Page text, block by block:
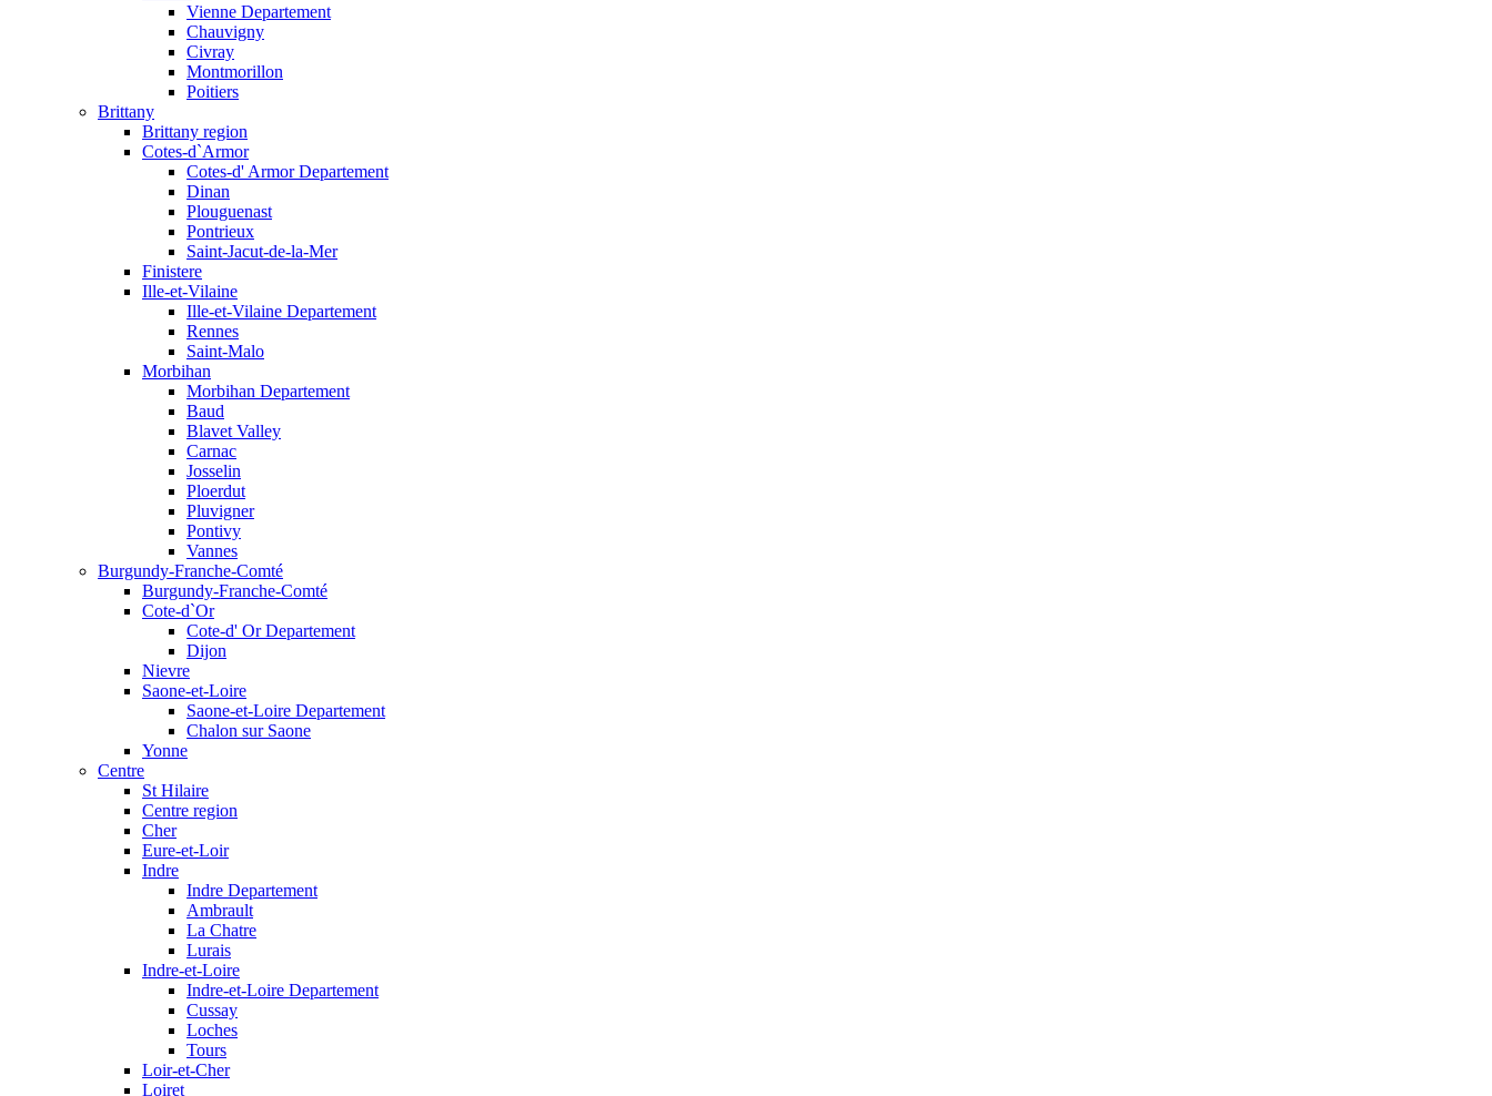
Vienne Departement
Chauvigny
Civray
Montmorillon
Poitiers
Brittany
Brittany region
Cotes-d`Armor
Cotes-d' Armor Departement
Dinan
Plouguenast
Pontrieux
Saint-Jacut-de-la-Mer
Finistere
Ille-et-Vilaine
Ille-et-Vilaine Departement
Rennes
Saint-Malo
Morbihan
Morbihan Departement
Baud
Blavet Valley
Carnac
Josselin
Ploerdut
Pluvigner
Pontivy
Vannes
Burgundy-Franche-Comté
Burgundy-Franche-Comté
Cote-d`Or
Cote-d' Or Departement
Dijon
Nievre
Saone-et-Loire
Saone-et-Loire Departement
Chalon sur Saone
Yonne
Centre
St Hilaire
Centre region
Cher
Eure-et-Loir
Indre
Indre Departement
Ambrault
La Chatre
Lurais
Indre-et-Loire
Indre-et-Loire Departement
Cussay
Loches
Tours
Loir-et-Cher
Loiret